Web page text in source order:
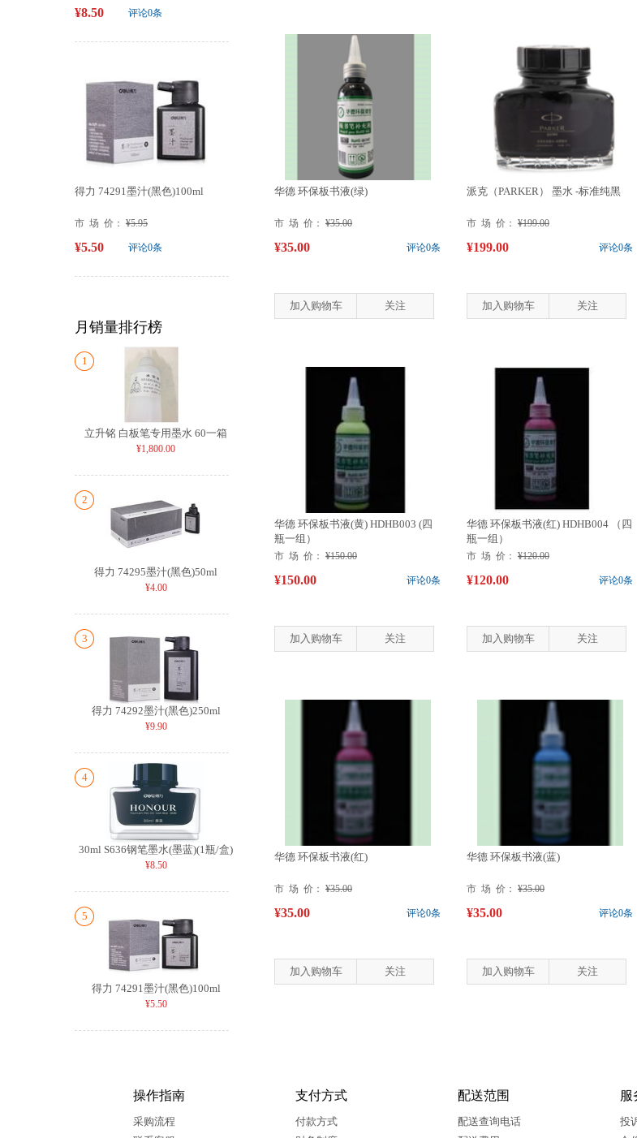
评论0条
¥8.50
得力 74291墨汁(黑色)100ml
市 场 价： ¥5.95
评论0条
¥5.50
月销量排行榜
1
立升铭 白板笔专用墨水 60一箱
¥1,800.00
2
得力 74295墨汁(黑色)50ml
¥4.00
3
得力 74292墨汁(黑色)250ml
¥9.90
4
30ml S636钢笔墨水(墨蓝)(1瓶/盒)
¥8.50
5
得力 74291墨汁(黑色)100ml
¥5.50
华德 环保板书液(绿)
市 场 价： ¥35.00
评论0条
¥35.00
加入购物车 关注
派克（PARKER） 墨水 -标准纯黑
市 场 价： ¥199.00
评论0条
¥199.00
加入购物车 关注
华德 环保板书液(黄) HDHB003 (四
瓶一组）
市 场 价： ¥150.00
评论0条
¥150.00
加入购物车 关注
华德 环保板书液(红) HDHB004 （四
瓶一组）
市 场 价： ¥120.00
评论0条
¥120.00
加入购物车 关注
华德 环保板书液(红)
市 场 价： ¥35.00
评论0条
¥35.00
加入购物车 关注
华德 环保板书液(蓝)
市 场 价： ¥35.00
评论0条
¥35.00
加入购物车 关注
操作指南
采购流程
支付方式
付款方式
配送范围
配送查询电话
服
投